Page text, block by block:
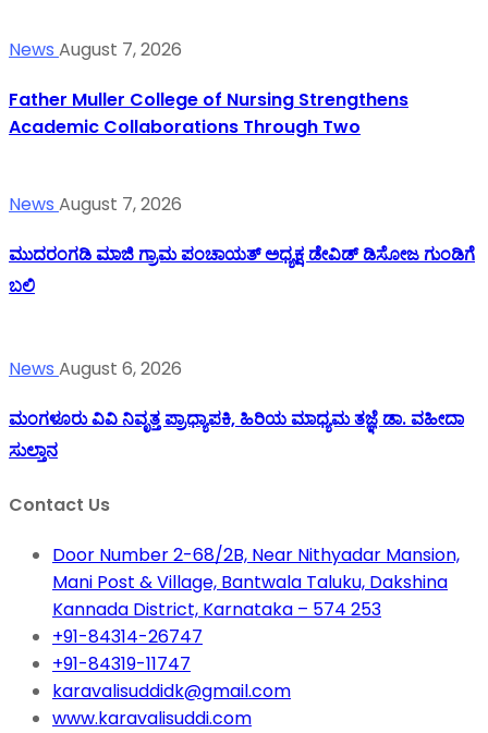
News August 7, 2026
Father Muller College of Nursing Strengthens
Academic Collaborations Through Two
News August 7, 2026
ಮುದರಂಗಡಿ ಮಾಜಿ ಗ್ರಾಮ ಪಂಚಾಯತ್ ಅಧ್ಯಕ್ಷ ಡೇವಿಡ್ ಡಿಸೋಜ ಗುಂಡಿಗೆ
ಬಲಿ
News August 6, 2026
ಮಂಗಳೂರು ವಿವಿ ನಿವೃತ್ತ ಪ್ರಾಧ್ಯಾಪಕಿ, ಹಿರಿಯ ಮಾಧ್ಯಮ ತಜ್ಞೆ ಡಾ. ವಹೀದಾ
ಸುಲ್ತಾನ
Contact Us
Door Number 2-68/2B, Near Nithyadar Mansion,
Mani Post & Village, Bantwala Taluku, Dakshina
Kannada District, Karnataka – 574 253
+91-84314-26747
+91-84319-11747
karavalisuddidk@gmail.com
www.karavalisuddi.com